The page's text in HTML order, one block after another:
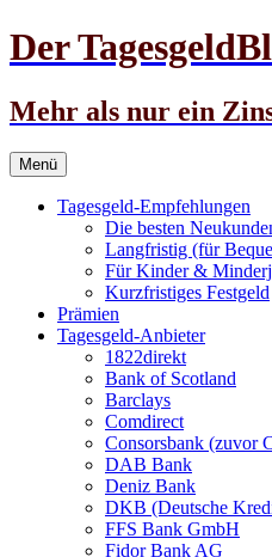
Der
Mehr als nur ein
Menü Zum
Inhalt
springen
Tagesgeld-Empfehlungen
Die besten
Langfristig (für
Für Kinder &
Kurzfristiges Festgeld
Prämien
Tagesgeld-Anbieter
1822direkt
Bank of Scotland
Barclays
Comdirect
Consorsbank (zuvor
DAB Bank
Deniz Bank
DKB (Deutsche
FFS Bank GmbH
Fidor Bank AG